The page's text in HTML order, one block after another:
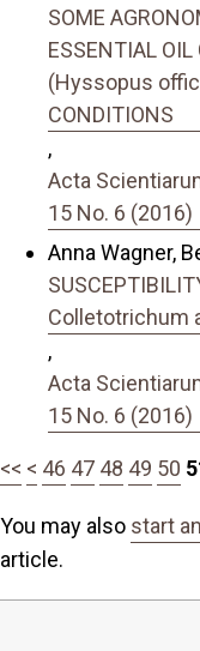
SOME
ESSENTIAL
(Hyssopus
CONDITIONS
,
Acta
15 No. 6 (2016)
Anna Wagner,
Colletotrichum
,
Acta
15 No. 6 (2016)
<< < 46 47 48 49 50
You may also start
article.